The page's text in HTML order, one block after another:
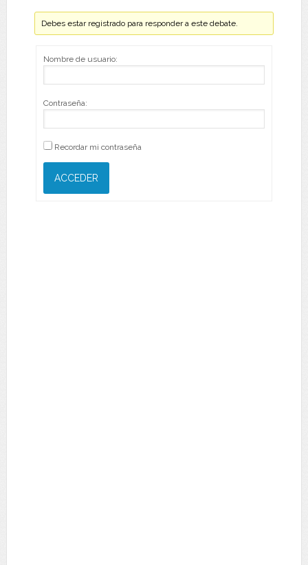
Debes estar registrado para responder a este debate.
Nombre de usuario:
Contraseña:
Recordar mi contraseña
ACCEDER